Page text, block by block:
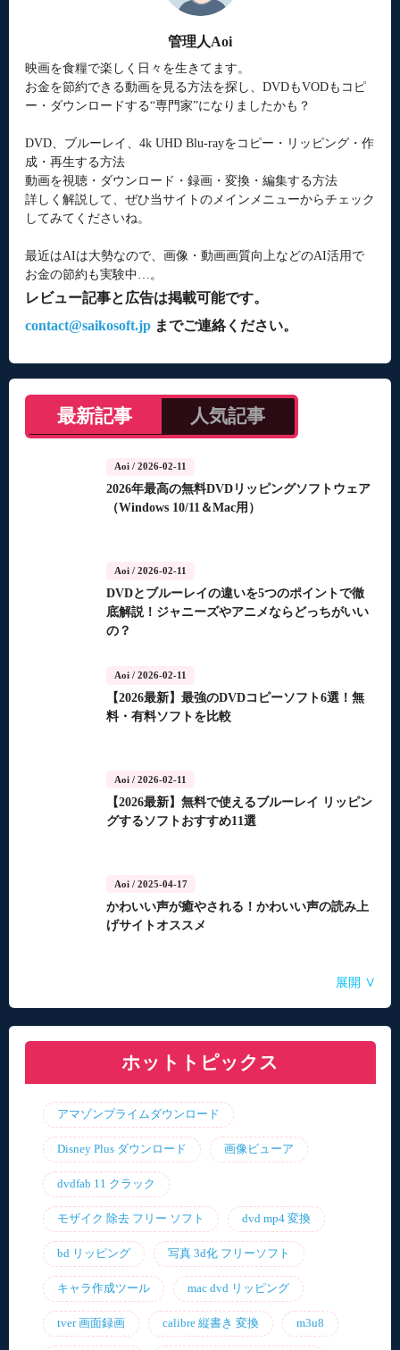
管理人Aoi
映画を食糧で楽しく日々を生きてます。
お金を節約できる動画を見る方法を探し、DVDもVODもコピ
ー・ダウンロードする“専門家”になりましたかも？
DVD、ブルーレイ、4k UHD Blu-rayをコピー・リッピング・作
成・再生する方法
動画を視聴・ダウンロード・録画・変換・編集する方法
詳しく解説して、ぜひ当サイトのメインメニューからチェック
してみてくださいね。
最近はAIは大勢なので、画像・動画画質向上などのAI活用で
お金の節約も実験中…。
レビュー記事と広告は掲載可能です。
contact@saikosoft.jpまでご連絡ください。
最新記事 人気記事
Aoi/ 2026-02-11
2026年最高の無料DVDリッピングソフトウェア
（Windows 10/11＆Mac用）
Aoi/ 2026-02-11
DVDとブルーレイの違いを5つのポイントで徹
底解説！ジャニーズやアニメならどっちがいい
の？
Aoi/ 2026-02-11
【2026最新】最強のDVDコピーソフト6選！無
料・有料ソフトを比較
Aoi/ 2026-02-11
【2026最新】無料で使えるブルーレイ リッピン
グするソフトおすすめ11選
Aoi/ 2025-04-17
かわいい声が癒やされる！かわいい声の読み上
げサイトオススメ
自動音声読み上げ無料ツールランキング！使い
やすさと機能を比較
【2026年最新】合成音声のフリーソフト・サイ
ト・アプリおすすめ7選！
【2026年更新】AI音声読み上げソフト・サイ
ト・アプリ8選！【無料】
【2026最新】TuneFabの使い方・評判・違法性
をご紹介！最優の代替品は？
【2026最新】ひまわり動画のダウンロード方法
展開 ∨
ホットトピックス
アマゾンプライムダウンロード
Disney Plus ダウンロード 画像ビューア
dvdfab 11 クラック
モザイク 除去 フリー ソフト dvd mp4 変換
bd リッピング 写真 3d化 フリーソフト
キャラ作成ツール mac dvd リッピング
tver 画面録画 calibre 縦書き 変換 m3u8